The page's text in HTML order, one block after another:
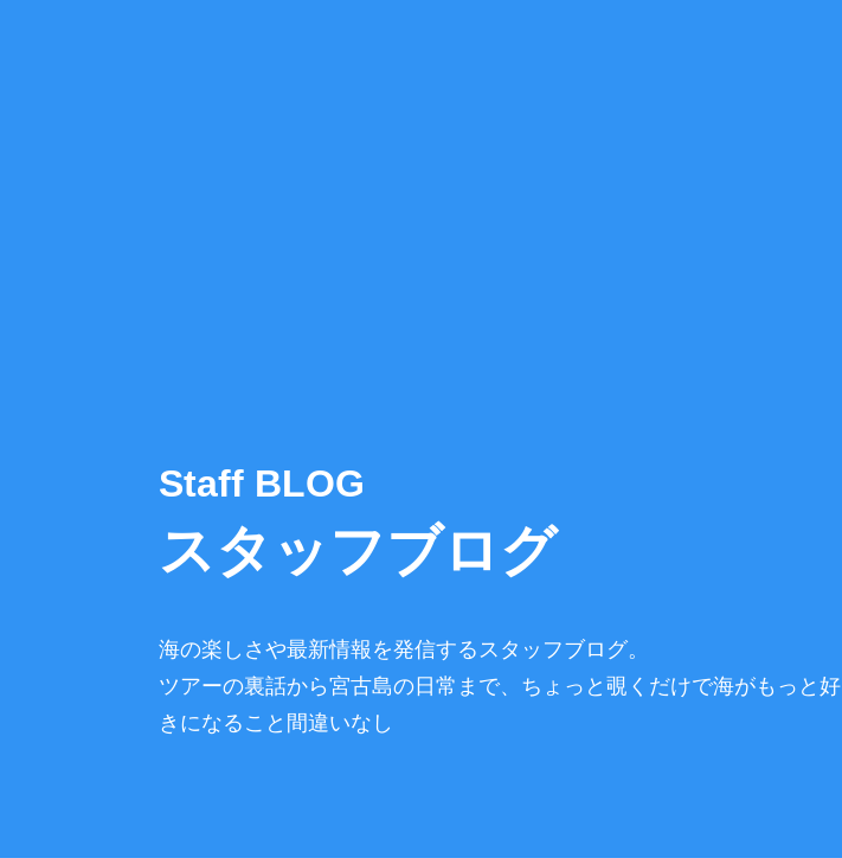
Staff BLOG
スタッフブログ
海の楽しさや最新情報を発信するスタッフブログ。
ツアーの裏話から宮古島の日常まで、ちょっと覗くだけで海がもっと好
きになること間違いなし